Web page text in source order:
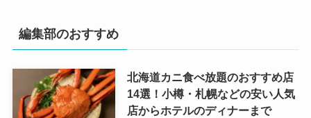
編集部のおすすめ
北海道カニ食べ放題のおすすめ店
14選！小樽・札幌などの安い人気
店からホテルのディナーまで